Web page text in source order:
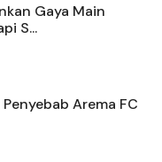
Gaya Main
S...
Arema FC